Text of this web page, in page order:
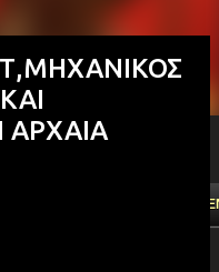
ΑΡΧΑΙΑ